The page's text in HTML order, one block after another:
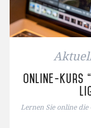
Online-Kurs
Lernen Sie online